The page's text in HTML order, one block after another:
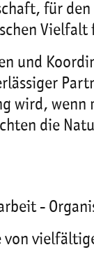
für
Vielfalt
und
wird,
die
-
von